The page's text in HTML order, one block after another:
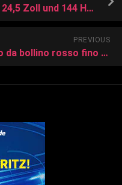
Gaming-Monitor von Acer mit 24,5 Zoll und 144 Hertz für starke 179 Euro
PREVIOUS
Caldo intenso, Campobasso da bollino rosso fino a domenica